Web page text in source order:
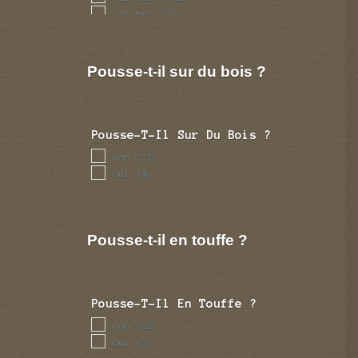
octobre (24)
Pousse-t-il sur du bois ?
Pousse-T-Il Sur Du Bois ?
non (21)
oui (4)
Pousse-t-il en touffe ?
Pousse-T-Il En Touffe ?
non (22)
oui (3)